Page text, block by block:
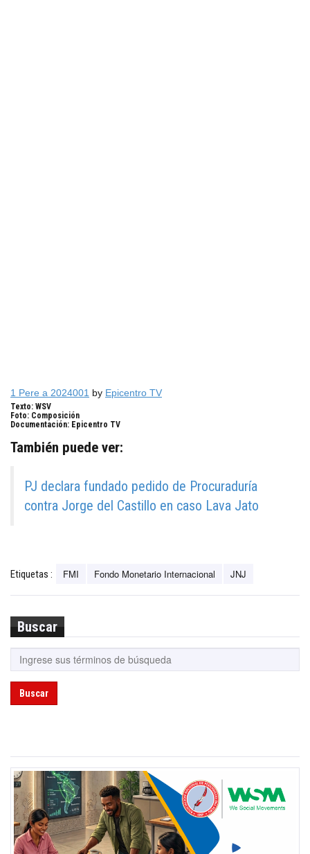
1 Pere a 2024001 by Epicentro TV
Texto: WSV
Foto: Composición
Documentación: Epicentro TV
También puede ver:
PJ declara fundado pedido de Procuraduría
contra Jorge del Castillo en caso Lava Jato
Etiquetas : FMI Fondo Monetario Internacional JNJ
Buscar
Buscar